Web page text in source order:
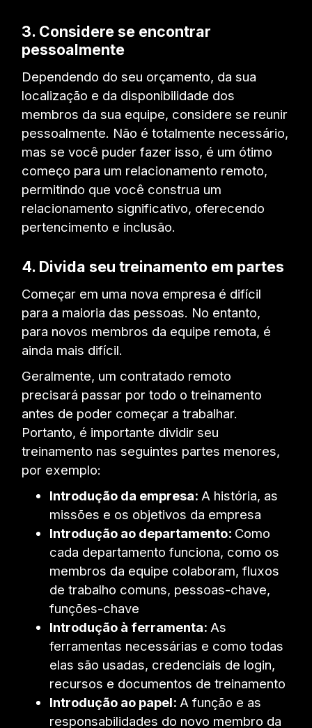
3. Considere se encontrar
pessoalmente
Dependendo do seu orçamento, da sua
localização e da disponibilidade dos
membros da sua equipe, considere se reunir
pessoalmente. Não é totalmente necessário,
mas se você puder fazer isso, é um ótimo
começo para um relacionamento remoto,
permitindo que você construa um
relacionamento significativo, oferecendo
pertencimento e inclusão.
4. Divida seu treinamento em partes
Começar em uma nova empresa é difícil
para a maioria das pessoas. No entanto,
para novos membros da equipe remota, é
ainda mais difícil.
Geralmente, um contratado remoto
precisará passar por todo o treinamento
antes de poder começar a trabalhar.
Portanto, é importante dividir seu
treinamento nas seguintes partes menores,
por exemplo:
Introdução da empresa: A história, as
missões e os objetivos da empresa
Introdução ao departamento: Como
cada departamento funciona, como os
membros da equipe colaboram, fluxos
de trabalho comuns, pessoas-chave,
funções-chave
Introdução à ferramenta: As
ferramentas necessárias e como todas
elas são usadas, credenciais de login,
recursos e documentos de treinamento
Introdução ao papel: A função e as
responsabilidades do novo membro da